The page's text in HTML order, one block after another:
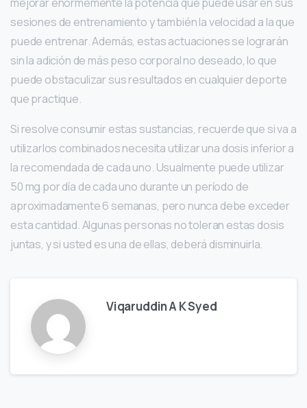
sesiones de entrenamiento y también la velocidad a la que
puede entrenar. Además, estas actuaciones se lograrán
sin la adición de más peso corporal no deseado, lo que
puede obstaculizar sus resultados en cualquier deporte
que practique.
Si resolve consumir estas sustancias, recuerde que si va a
utilizarlos combinados necesita utilizar una dosis inferior a
la recomendada de cada uno. Usualmente puede utilizar
50 mg por día de cada uno durante un período de
aproximadamente 6 semanas, pero nunca debe exceder
esta cantidad. Algunas personas no toleran estas dosis
juntas, y si usted es una de ellas, deberá disminuirla.
Viqaruddin A K Syed